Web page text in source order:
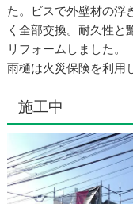
た。ビスで外壁材の浮
く全部交換。耐久性と
リフォームしました。
雨樋は火災保険を利用
施工中